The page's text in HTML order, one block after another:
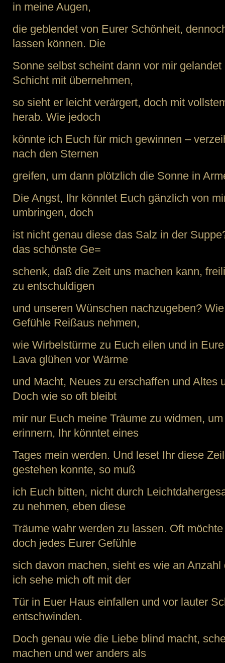
in meine Augen,
die geblendet von Eurer Schönheit,
lassen können. Die
Sonne selbst scheint dann vor mir
Schicht mit übernehmen,
so sieht er leicht verärgert, doch mit
herab. Wie jedoch
könnte ich Euch für mich gewinnen –
nach den Sternen
greifen, um dann plötzlich die Sonne in
Die Angst, Ihr könntet Euch gänzlich von
umbringen, doch
ist nicht genau diese das Salz in der
das schönste Ge=
schenk, daß die Zeit uns machen kann,
zu entschuldigen
und unseren Wünschen nachzugeben?
Gefühle Reißaus nehmen,
wie Wirbelstürme zu Euch eilen und in
Lava glühen vor Wärme
und Macht, Neues zu erschaffen und Altes
Doch wie so oft bleibt
mir nur Euch meine Träume zu widmen,
erinnern, Ihr könntet eines
Tages mein werden. Und leset Ihr diese
gestehen konnte, so muß
ich Euch bitten, nicht durch
zu nehmen, eben diese
Träume wahr werden zu lassen. Oft
doch jedes Eurer Gefühle
sich davon machen, sieht es wie an
ich sehe mich oft mit der
Tür in Euer Haus einfallen und vor lauter
entschwinden.
Doch genau wie die Liebe blind macht,
machen und wer anders als